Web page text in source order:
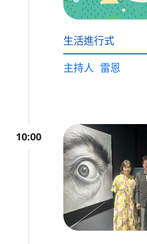
生活進行式
主持人 雷恩
10:00